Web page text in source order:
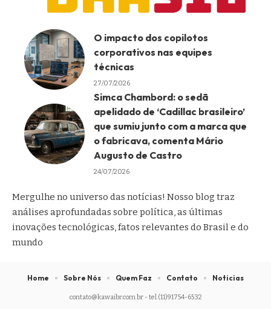
O impacto dos copilotos
corporativos nas equipes
técnicas
27/07/2026
Simca Chambord: o sedã
apelidado de ‘Cadillac brasileiro’
que sumiu junto com a marca que
o fabricava, comenta Mário
Augusto de Castro
24/07/2026
Mergulhe no universo das notícias! Nosso blog traz
análises aprofundadas sobre política, as últimas
inovações tecnológicas, fatos relevantes do Brasil e do
mundo
contato@kawaibr.com.br- tel.(11)91754-6532
Home Sobre Nós Quem Faz Contato Noticias